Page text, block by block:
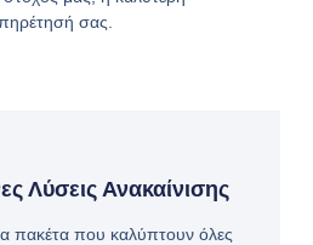
Λύσεις Ανακαίνισης
πακέτα που καλύπτουν όλες
σας.